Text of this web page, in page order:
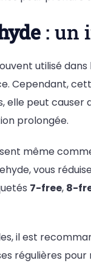
: un
utilisé
Cependant,
elle peut
prolongée.
même
vous
7-free, 8-
il est
régulières